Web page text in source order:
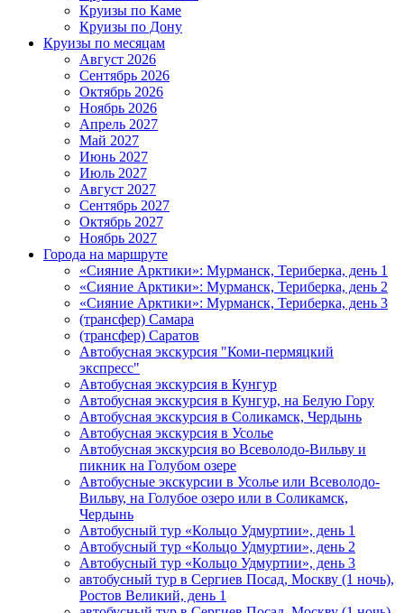
Круизы по Каме
Круизы по Дону
Круизы по месяцам
Август 2026
Сентябрь 2026
Октябрь 2026
Ноябрь 2026
Апрель 2027
Май 2027
Июнь 2027
Июль 2027
Август 2027
Сентябрь 2027
Октябрь 2027
Ноябрь 2027
Города на маршруте
«Сияние Арктики»: Мурманск, Териберка, день 1
«Сияние Арктики»: Мурманск, Териберка, день 2
«Сияние Арктики»: Мурманск, Териберка, день 3
(трансфер) Самара
(трансфер) Саратов
Автобусная экскурсия "Коми-пермяцкий
экспресс"
Автобусная экскурсия в Кунгур
Автобусная экскурсия в Кунгур, на Белую Гору
Автобусная экскурсия в Соликамск, Чердынь
Автобусная экскурсия в Усолье
Автобусная экскурсия во Всеволодо-Вильву и
пикник на Голубом озере
Автобусные экскурсии в Усолье или Всеволодо-
Вильву, на Голубое озеро или в Соликамск,
Чердынь
Автобусный тур «Кольцо Удмуртии», день 1
Автобусный тур «Кольцо Удмуртии», день 2
Автобусный тур «Кольцо Удмуртии», день 3
автобусный тур в Сергиев Посад, Москву (1 ночь),
Ростов Великий, день 1